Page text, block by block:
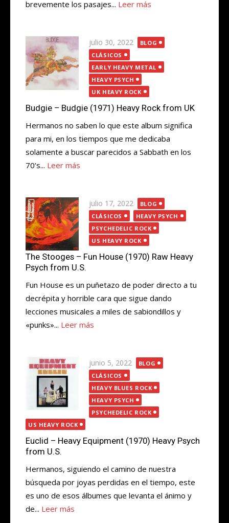
brevemente los pasajes... Leer más
Publicada
el
julio 30, 2022
BLOG
CLÁSICOS
EARLY HEAVY METAL
HEAVY PSYCH
UK HEAVY ROCK
Budgie – Budgie (1971) Heavy Rock from UK
Hermanos no saben lo que este album significa
para mi, en los tiempos que me dedicaba
solamente a buscar parecidos a Sabbath en los
70’s... Leer más
Publicada
el
julio 17, 2022
BLOG
CLÁSICOS
HEAVY PSYCH
PSYCHEDELIC ROCK
US HEAVY ROCK
The Stooges – Fun House (1970) Raw Heavy
Psych from U.S.
Fun House es un puñetazo de poder directo a tu
decrépita y horrible cara que sigue dando
lecciones musicales a miles de sabiondillos y
«punks»... Leer más
Publicada
el
junio 5, 2022
BLOG
CLÁSICOS
HEAVY BLUES ROCK
HEAVY PSYCH
PSYCHEDELIC ROCK
US HEAVY ROCK
Euclid – Heavy Equipment (1970) Heavy Psych
from U.S.
Hermanos, siguiendo el camino de nuestra
búsqueda por joyas perdidas en el tiempo, este
es uno de esos álbumes que levanta el ánimo y
de... Leer más